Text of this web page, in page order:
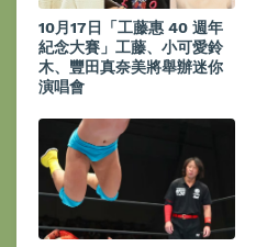
10月17日「工藤惠 40 週年
紀念大賽」工藤、小可愛鈴
木、豐田真奈美將舉辦迷你
演唱會